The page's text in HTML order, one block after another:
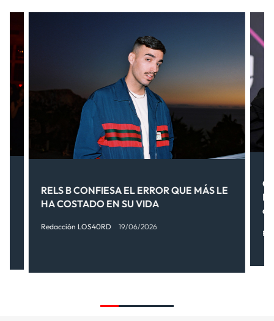
RELS B CONFIESA EL ERROR QUE MÁS LE
HA COSTADO EN SU VIDA
Redacción LOS40RD 19/06/2026